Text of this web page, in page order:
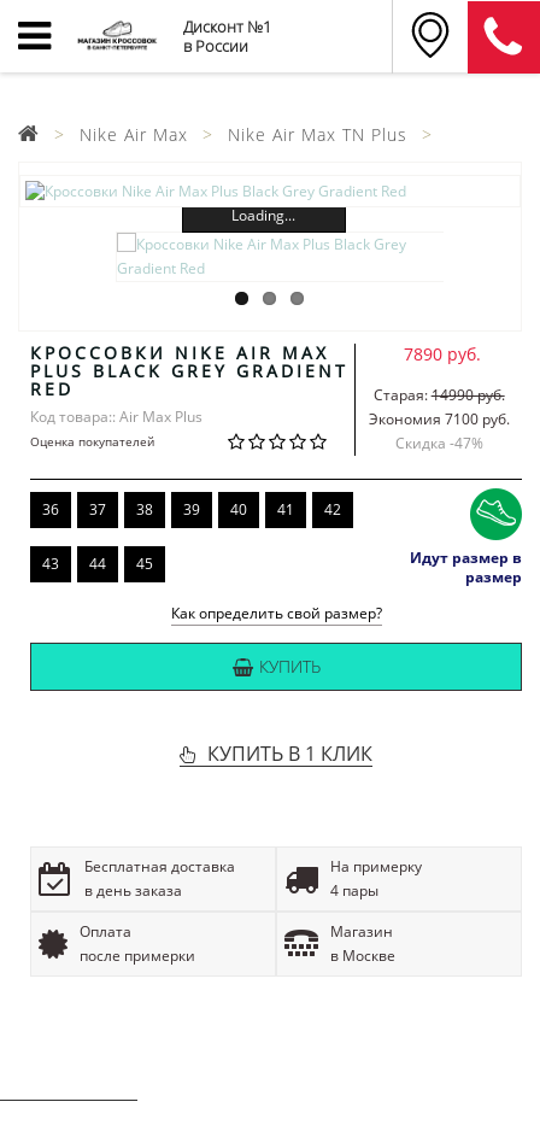
Дисконт №1
в России
Nike Air Max Nike Air Max TN Plus
Loading...
КРОССОВКИ NIKE AIR MAX
PLUS BLACK GREY GRADIENT
RED
Код товара:: Air Max Plus
Оценка покупателей
7890 руб.
Старая:14990 руб.
Экономия 7100 руб.
Скидка -47%
36 37 38 39 40 41 42
43 44 45
Идут размер в
размер
Как определить свой размер?
КУПИТЬ
КУПИТЬ В 1 КЛИК
Бесплатная доставка
в день заказа
На примерку
4 пары
Оплата
после примерки
Магазин
в Москве